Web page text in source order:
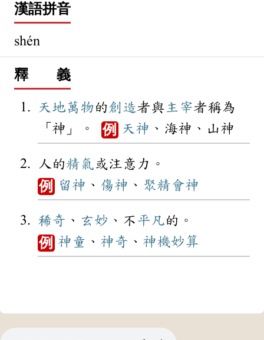
漢語拼音
shén
釋 義
天地萬物的創造者與 主宰者稱為
「神」。 例 天神 、海神、山神
人的精氣 或注意力。
例 留神 、 傷神 、 聚精會神
稀奇 、 玄妙 、不 平凡的。
例 神童 、 神奇 、 神機妙算